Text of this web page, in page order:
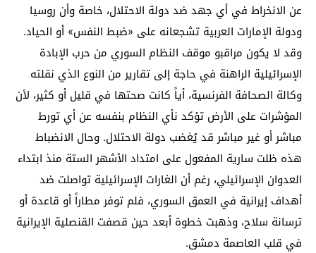
عن الانخراط في أي جهد ضد دولة الاحتلال، خاصة وأن روسيا
ودولة الإمارات العربية تشجعانه على «ضبط النفس» أو الحياد.
وقد لا يكون مراقبو موقف النظام السوري من حرب الإبادة
الإسرائيلية الراهنة في حاجة إلى تقارير من النوع الذي نقلته
وكالة الصحافة الفرنسية، أياً كانت صحتها في قليل أو كثير، لأن
المؤشرات على الأرض تؤكد نأي النظام بنفسه عن أي تورط
مباشر أو غير مباشر قد يُغضب دولة الاحتلال. وحال الانضباط
هذه ظلت سارية المفعول على امتداد الأشهر الستة منذ ابتداء
العدوان الإسرائيلي، رغم أن الغارات الإسرائيلية تواصلت ضد
أهداف إيرانية في العمق السوري، فلم توفر مطاراً أو قاعدة أو
ترسانة سلاح، وذهبت خطوة أبعد حين قصفت القنصلية الإيرانية
في قلب العاصمة دمشق.